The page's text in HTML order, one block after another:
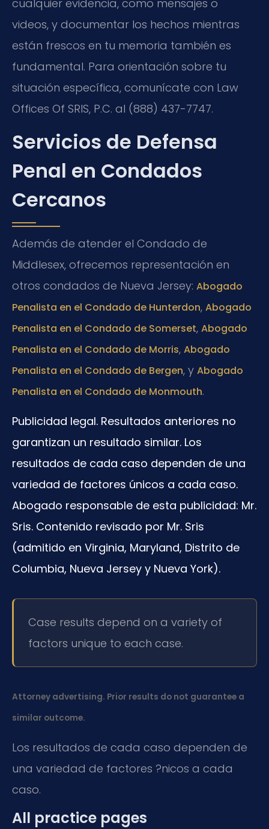
cualquier evidencia, como mensajes o
videos, y documentar los hechos mientras
están frescos en tu memoria también es
fundamental. Para orientación sobre tu
situación específica, comunícate con Law
Offices Of SRIS, P.C. al (888) 437-7747.
Servicios de Defensa
Penal en Condados
Cercanos
Además de atender el Condado de
Middlesex, ofrecemos representación en
otros condados de Nueva Jersey: Abogado
Penalista en el Condado de Hunterdon, Abogado
Penalista en el Condado de Somerset, Abogado
Penalista en el Condado de Morris, Abogado
Penalista en el Condado de Bergen, y Abogado
Penalista en el Condado de Monmouth.
Publicidad legal. Resultados anteriores no
garantizan un resultado similar. Los
resultados de cada caso dependen de una
variedad de factores únicos a cada caso.
Abogado responsable de esta publicidad: Mr.
Sris. Contenido revisado por Mr. Sris
(admitido en Virginia, Maryland, Distrito de
Columbia, Nueva Jersey y Nueva York).
Case results depend on a variety of
factors unique to each case.
Attorney advertising. Prior results do not guarantee a
similar outcome.
Los resultados de cada caso dependen de
una variedad de factores ?nicos a cada
caso.
All practice pages